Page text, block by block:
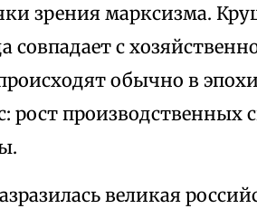
зрения марксизма.
совпадает с
обычно в
рост произ­водственных
великая